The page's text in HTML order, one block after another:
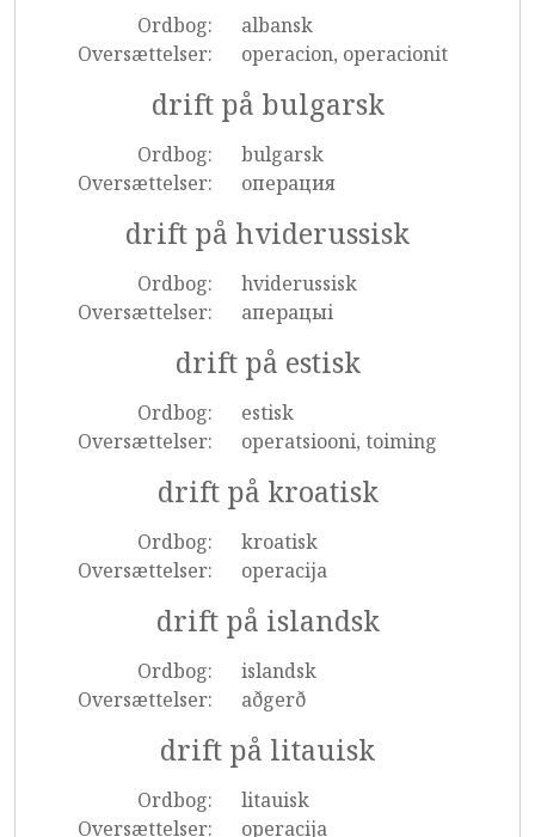
Ordbog:
albansk
Oversættelser:
operacion, operacionit
drift på bulgarsk
Ordbog:
bulgarsk
Oversættelser:
операция
drift på hviderussisk
Ordbog:
hviderussisk
Oversættelser:
аперацыі
drift på estisk
Ordbog:
estisk
Oversættelser:
operatsiooni, toiming
drift på kroatisk
Ordbog:
kroatisk
Oversættelser:
operacija
drift på islandsk
Ordbog:
islandsk
Oversættelser:
aðgerð
drift på litauisk
Ordbog:
litauisk
Oversættelser:
operacija